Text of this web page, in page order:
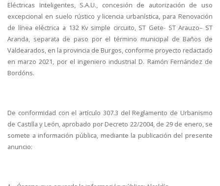
Eléctricas Inteligentes, S.A.U., concesión de autorización de uso
excepcional en suelo rústico y licencia urbanística, para Renovación
de línea eléctrica a 132 Kv simple circuito, ST Gete- ST Arauzo– ST
Aranda, separata de paso por el término municipal de Baños de
Valdearados, en la provincia de Burgos, conforme proyecto redactado
en marzo 2021, por el ingeniero industrial D. Ramón Fernández de
Bordóns.
De conformidad con el artículo 307.3 del Reglamento de Urbanismo
de Castilla y León, aprobado por Decreto 22/2004, de 29 de enero, se
somete a información pública, mediante la publicación del presente
anuncio: